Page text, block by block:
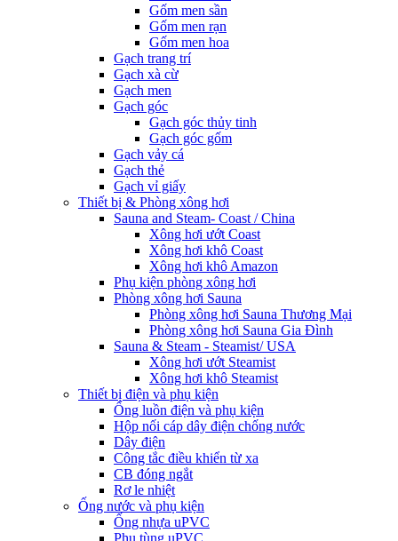
Gốm men sần
Gốm men rạn
Gốm men hoa
Gạch trang trí
Gạch xà cừ
Gạch men
Gạch góc
Gạch góc thủy tinh
Gạch góc gốm
Gạch vảy cá
Gạch thẻ
Gạch vỉ giấy
Thiết bị & Phòng xông hơi
Sauna and Steam- Coast / China
Xông hơi ướt Coast
Xông hơi khô Coast
Xông hơi khô Amazon
Phụ kiện phòng xông hơi
Phòng xông hơi Sauna
Phòng xông hơi Sauna Thương Mại
Phòng xông hơi Sauna Gia Đình
Sauna & Steam - Steamist/ USA
Xông hơi ướt Steamist
Xông hơi khô Steamist
Thiết bị điện và phụ kiện
Ống luồn điện và phụ kiện
Hộp nối cáp dây điện chống nước
Dây điện
Công tắc điều khiển từ xa
CB đóng ngắt
Rơ le nhiệt
Ống nước và phụ kiện
Ống nhựa uPVC
Phụ tùng uPVC